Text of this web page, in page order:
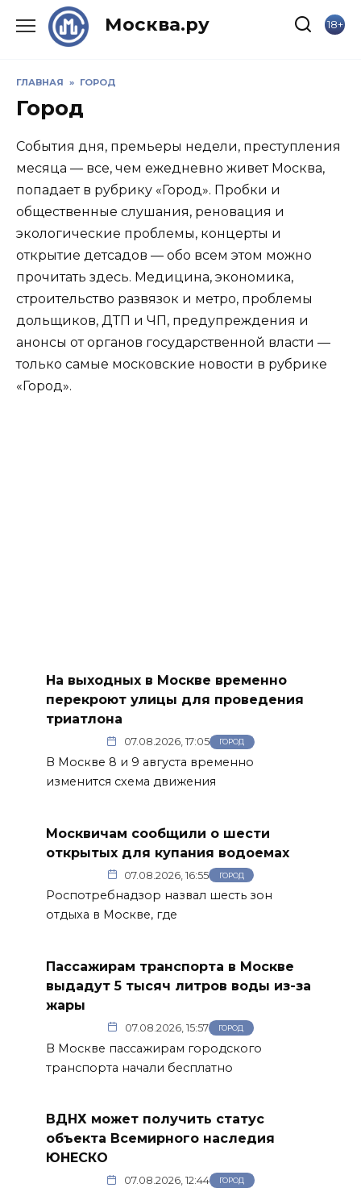
Москва.ру 18+
ГЛАВНАЯ » ГОРОД
Город
События дня, премьеры недели, преступления
месяца — все, чем ежедневно живет Москва,
попадает в рубрику «Город». Пробки и
общественные слушания, реновация и
экологические проблемы, концерты и
открытие детсадов — обо всем этом можно
прочитать здесь. Медицина, экономика,
строительство развязок и метро, проблемы
дольщиков, ДТП и ЧП, предупреждения и
анонсы от органов государственной власти —
только самые московские новости в рубрике
«Город».
На выходных в Москве временно
перекроют улицы для проведения
триатлона
07.08.2026, 17:05 ГОРОД
В Москве 8 и 9 августа временно
изменится схема движения
Москвичам сообщили о шести
открытых для купания водоемах
07.08.2026, 16:55 ГОРОД
Роспотребнадзор назвал шесть зон
отдыха в Москве, где
Пассажирам транспорта в Москве
выдадут 5 тысяч литров воды из-за
жары
07.08.2026, 15:57 ГОРОД
В Москве пассажирам городского
транспорта начали бесплатно
ВДНХ может получить статус
объекта Всемирного наследия
ЮНЕСКО
07.08.2026, 12:44 ГОРОД